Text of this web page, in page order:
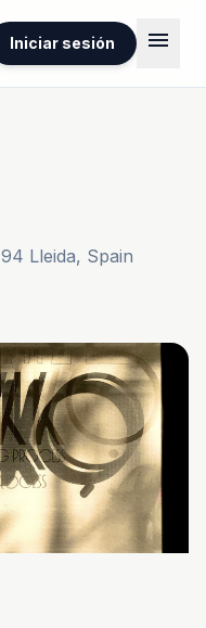
Iniciar sesión menu
Lleida, Spain